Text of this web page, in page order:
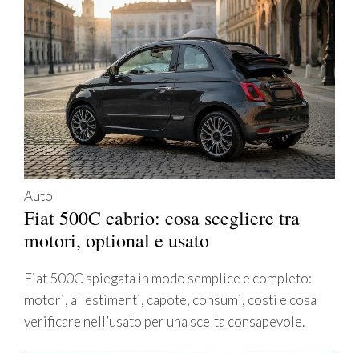
Auto
Fiat 500C cabrio: cosa scegliere tra
motori, optional e usato
Fiat 500C spiegata in modo semplice e completo:
motori, allestimenti, capote, consumi, costi e cosa
verificare nell’usato per una scelta consapevole.